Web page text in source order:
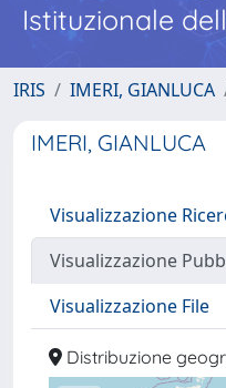
Istituzionale
IRIS IMERI, GIANLUCA
IMERI, GIANLUCA
Visualizzazione
Visualizzazione
Visualizzazione File
Distribuzione